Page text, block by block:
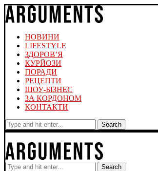
НОВИНИ
LIFESTYLE
ЗДОРОВ’Я
КУРЙОЗИ
ПОРАДИ
РЕЦЕПТИ
ШОУ-БІЗНЕС
ЗА КОРДОНОМ
КОНТАКТИ
Search
Search